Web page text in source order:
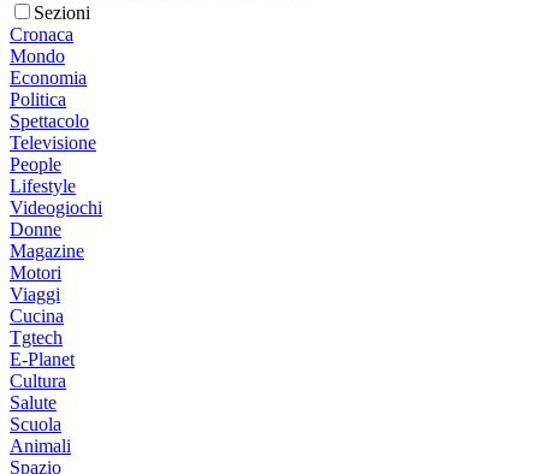
Sezioni
Cronaca
Mondo
Economia
Politica
Spettacolo
Televisione
People
Lifestyle
Videogiochi
Donne
Magazine
Motori
Viaggi
Cucina
Tgtech
E-Planet
Cultura
Salute
Scuola
Animali
Spazio